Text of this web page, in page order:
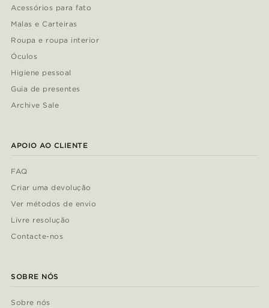
Acessórios para fato
Malas e Carteiras
Roupa e roupa interior
Óculos
Higiene pessoal
Guia de presentes
Archive Sale
APOIO AO CLIENTE
FAQ
Criar uma devolução
Ver métodos de envio
Livre resolução
Contacte-nos
SOBRE NÓS
Sobre nós